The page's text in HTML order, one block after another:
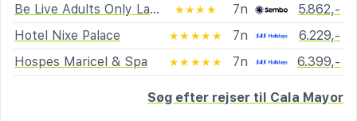
Be Live Adults Only La Cala
★★★★ 7n
5.862,-
Hotel Nixe Palace
★★★★★ 7n
6.229,-
Hospes Maricel & Spa
★★★★★ 7n 6.399,-
Søg efter rejser til Cala Mayor